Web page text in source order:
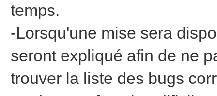
temps.
-Lorsqu'une mise sera
seront expliqué afin de ne
trouver la liste des bugs